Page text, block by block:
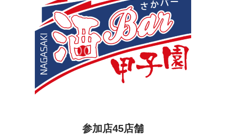
参加店45店舗